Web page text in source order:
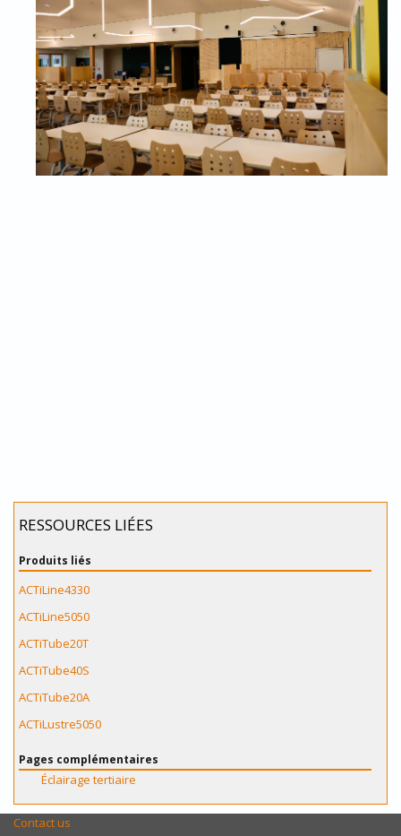
RESSOURCES LIÉES
Produits liés
ACTiLine4330
ACTiLine5050
ACTiTube20T
ACTiTube40S
ACTiTube20A
ACTiLustre5050
Pages complémentaires
Éclairage tertiaire
Contact us